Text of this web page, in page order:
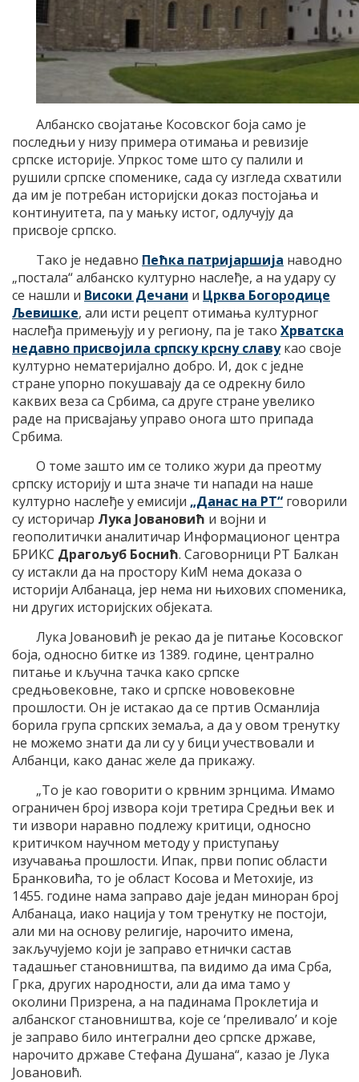
Албанско својатање Косовског боја само је
последњи у низу примера отимања и ревизије
српске историје. Упркос томе што су палили и
рушили српске споменике, сада су изгледа схватили
да им је потребан историјски доказ постојања и
континуитета, па у мањку истог, одлучују да
присвоје српско.
Тако је недавно Пећка патријаршија наводно
„постала“ албанско културно наслеђе, а на удару су
се нашли и Високи Дечани и Црква Богородице
Љевишке, али исти рецепт отимања културног
наслеђа примењују и у региону, па је тако Хрватска
недавно присвојила српску крсну славукао своје
културно нематеријално добро. И, док с једне
стране упорно покушавају да се одрекну било
каквих веза са Србима, са друге стране увелико
раде на присвајању управо онога што припада
Србима.
О томе зашто им се толико жури да преотму
српску историју и шта значе ти напади на наше
културно наслеђе у емисији „Данас на РТ“ говорили
су историчар Лука Јовановић и војни и
геополитички аналитичар Информационог центра
БРИКС Драгољуб Боснић. Саговорници РТ Балкан
су истакли да на простору КиМ нема доказа о
историји Албанаца, јер нема ни њихових споменика,
ни других историјских објеката.
Лука Јовановић је рекао да је питање Косовског
боја, односно битке из 1389. године, централно
питање и кључна тачка како српске
средњовековне, тако и српске нововековне
прошлости. Он је истакао да се пртив Османлија
борила група српских земаља, а да у овом тренутку
не можемо знати да ли су у бици учествовали и
Албанци, како данас желе да прикажу.
„То је као говорити о крвним зрнцима. Имамо
ограничен број извора који третира Средњи век и
ти извори наравно подлежу критици, односно
критичком научном методу у приступању
изучавања прошлости. Ипак, први попис области
Бранковића, то је област Косова и Метохије, из
1455. године нама заправо даје један миноран број
Албанаца, иако нација у том тренутку не постоји,
али ми на основу религије, нарочито имена,
закључујемо који је заправо етнички састав
тадашњег становништва, па видимо да има Срба,
Грка, других народности, али да има тамо у
околини Призрена, а на падинама Проклетија и
албанског становништва, које се ‘преливало’ и које
је заправо било интегрални део српске државе,
нарочито државе Стефана Душана“, казао је Лука
Јовановић.